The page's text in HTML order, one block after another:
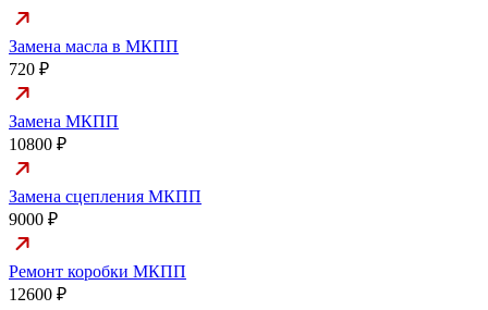
Замена масла в МКПП
720 ₽
Замена МКПП
10800 ₽
Замена сцепления МКПП
9000 ₽
Ремонт коробки МКПП
12600 ₽